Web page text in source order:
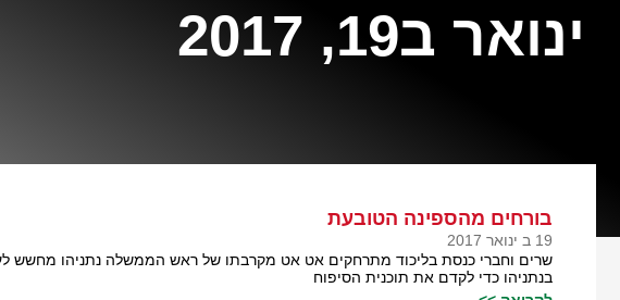
ינואר ב19, 2017
בורחים מהספינה הטובעת
19 ב ינואר 2017
שרים וחברי כנסת בליכוד מתרחקים אט אט מקרבתו של ראש הממשלה נתניהו מחשש
בנתניהו כדי לקדם את תוכנית הסיפוח